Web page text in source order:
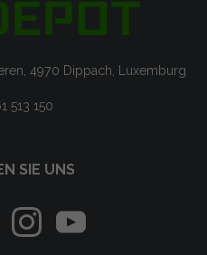
4970 Dippach, Luxemburg
513 150
SIE UNS